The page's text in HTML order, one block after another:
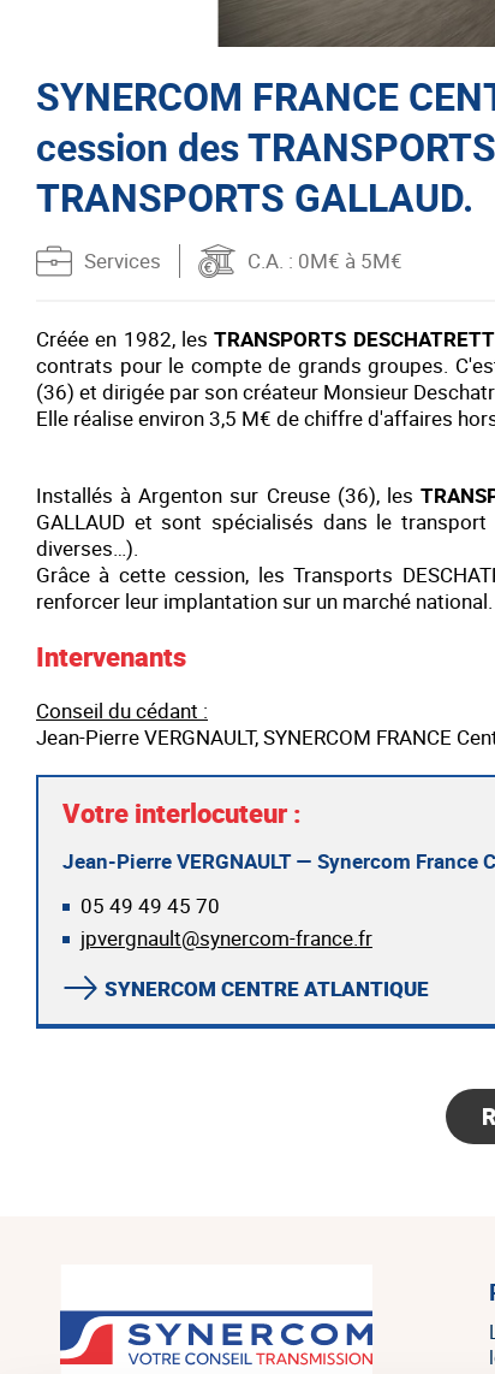
SYNERCOM FRANCE
cession des
TRANSPORTS GALLAUD.
Services C.A. : 0M€ à 5M€
Créée en 1982, lesTRANSPORTS
contrats pour le compte de grands groupes.
(36) et dirigée par son créateur Monsieur
Elle réalise environ 3,5 M€ de chiffre d'affaires
Installés à Argenton sur Creuse (36), les
GALLAUD et sont spécialisés dans le
diverses…).
Grâce à cette cession, les Transports
renforcer leur implantation sur un marché national.
Intervenants
Conseil du cédant :
Jean-Pierre VERGNAULT, SYNERCOM FRANCE
Votre interlocuteur :
Jean-Pierre VERGNAULT — Synercom France
05 49 49 45 70
jpvergnault@synercom-france.fr
SYNERCOM CENTRE ATLANTIQUE